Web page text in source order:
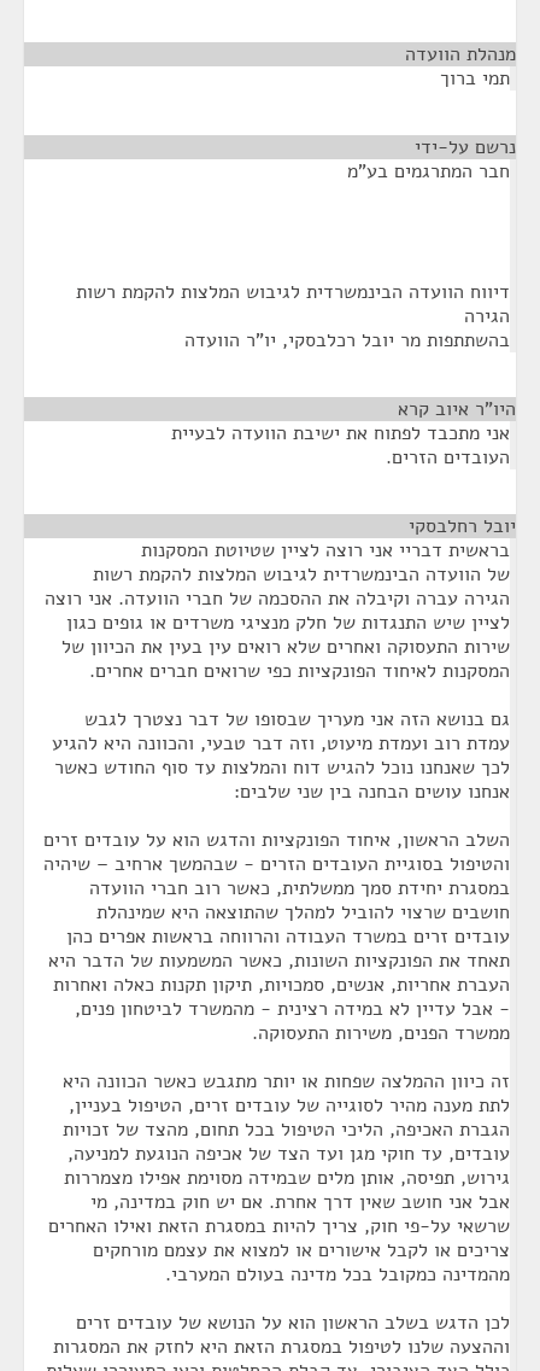
מנהלת הוועדה
תמי ברוך
נרשם על-ידי
חבר המתרגמים בע"מ
דיווח הוועדה הבינמשרדית לגיבוש המלצות להקמת רשות
הגירה
בהשתתפות מר יובל רכלבסקי, יו"ר הוועדה
היו"ר איוב קרא
אני מתכבד לפתוח את ישיבת הוועדה לבעיית
העובדים הזרים.
יובל רחלבסקי
בראשית דבריי אני רוצה לציין שטיוטת המסקנות
של הוועדה הבינמשרדית לגיבוש המלצות להקמת רשות
הגירה עברה וקיבלה את ההסכמה של חברי הוועדה. אני רוצה
לציין שיש התנגדות של חלק מנציגי משרדים או גופים כגון
שירות התעסוקה ואחרים שלא רואים עין בעין את הכיוון של
המסקנות לאיחוד הפונקציות כפי שרואים חברים אחרים.
גם בנושא הזה אני מעריך שבסופו של דבר נצטרך לגבש
עמדת רוב ועמדת מיעוט, וזה דבר טבעי, והכוונה היא להגיע
לכך שאנחנו נוכל להגיש דוח והמלצות עד סוף החודש כאשר
אנחנו עושים הבחנה בין שני שלבים:
השלב הראשון, איחוד הפונקציות והדגש הוא על עובדים זרים
והטיפול בסוגיית העובדים הזרים - שבהמשך ארחיב – שיהיה
במסגרת יחידת סמך ממשלתית, כאשר רוב חברי הוועדה
חושבים שרצוי להוביל למהלך שהתוצאה היא שמינהלת
עובדים זרים במשרד העבודה והרווחה בראשות אפרים כהן
תאחד את הפונקציות השונות, כאשר המשמעות של הדבר היא
העברת אחריות, אנשים, סמכויות, תיקון תקנות כאלה ואחרות
- אבל עדיין לא במידה רצינית - מהמשרד לביטחון פנים,
ממשרד הפנים, משירות התעסוקה.
זה כיוון ההמלצה שפחות או יותר מתגבש כאשר הכוונה היא
לתת מענה מהיר לסוגייה של עובדים זרים, הטיפול בעניין,
הגברת האכיפה, הליכי הטיפול בכל תחום, מהצד של זכויות
עובדים, עד חוקי מגן ועד הצד של אכיפה הנוגעת למניעה,
גירוש, תפיסה, אותן מלים שבמידה מסוימת אפילו מצמררות
אבל אני חושב שאין דרך אחרת. אם יש חוק במדינה, מי
שרשאי על-פי חוק, צריך להיות במסגרת הזאת ואילו האחרים
צריכים או לקבל אישורים או למצוא את עצמם מורחקים
מהמדינה כמקובל בכל מדינה בעולם המערבי.
לכן הדגש בשלב הראשון הוא על הנושא של עובדים זרים
וההצעה שלנו לטיפול במסגרת הזאת היא לחזק את המסגרות